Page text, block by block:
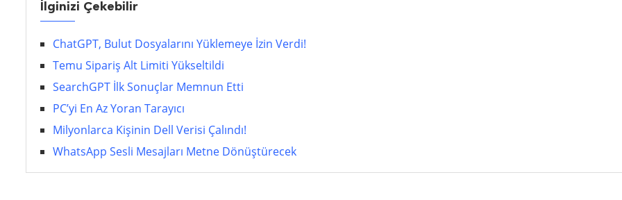
İlginizi Çekebilir
ChatGPT, Bulut Dosyalarını Yüklemeye İzin Verdi!
Temu Sipariş Alt Limiti Yükseltildi
SearchGPT İlk Sonuçlar Memnun Etti
PC’yi En Az Yoran Tarayıcı
Milyonlarca Kişinin Dell Verisi Çalındı!
WhatsApp Sesli Mesajları Metne Dönüştürecek